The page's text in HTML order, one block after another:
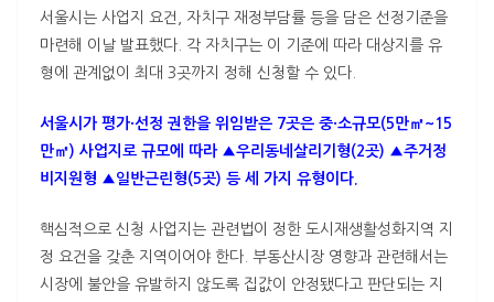
서울시는 사업지 요건, 자치구 재정부담률 등을 담은 선정기준을
마련해 이날 발표했다. 각 자치구는 이 기준에 따라 대상지를 유
형에 관계없이 최대 3곳까지 정해 신청할 수 있다.
서울시가 평가·선정 권한을 위임받은 7곳은 중·소규모(5만㎡~15
만㎡) 사업지로 규모에 따라 ▲우리동네살리기형(2곳) ▲주거정
비지원형 ▲일반근린형(5곳) 등 세 가지 유형이다.
핵심적으로 신청 사업지는 관련법이 정한 도시재생활성화지역 지
정 요건을 갖춘 지역이어야 한다. 부동산시장 영향과 관련해서는
시장에 불안을 유발하지 않도록 집값이 안정됐다고 판단되는 지